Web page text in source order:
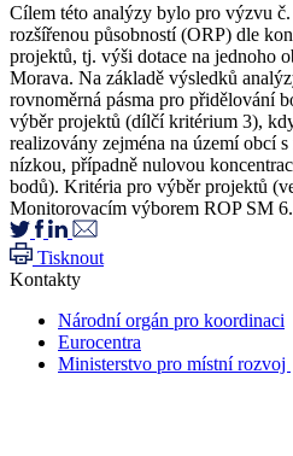
Cílem této analýzy bylo pro výzvu
rozšířenou působností (ORP) dle
projektů, tj. výši dotace na jednoho
Morava. Na základě výsledků
rovnoměrná pásma pro přidělování
výběr projektů (dílčí kritérium 3),
realizovány zejména na území obcí
nízkou, případně nulovou
bodů). Kritéria pro výběr projektů
Monitorovacím výborem ROP SM
Tisknout
Kontakty
Národní orgán pro koordinaci
Eurocentra
Ministerstvo pro místní rozvoj